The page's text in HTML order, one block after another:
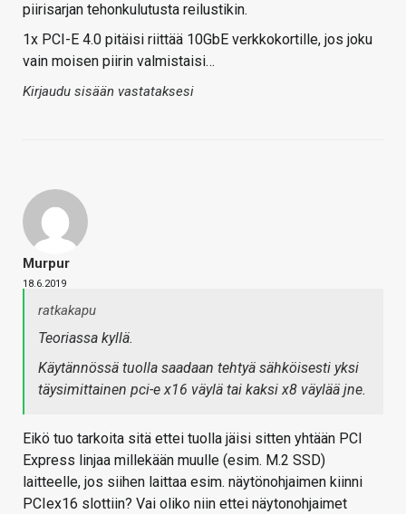
piirisarjan tehonkulutusta reilustikin.
1x PCI-E 4.0 pitäisi riittää 10GbE verkkokortille, jos joku
vain moisen piirin valmistaisi…
Kirjaudu sisään vastataksesi
Murpur
18.6.2019
ratkakapu
Teoriassa kyllä.
Käytännössä tuolla saadaan tehtyä sähköisesti yksi
täysimittainen pci-e x16 väylä tai kaksi x8 väylää jne.
Eikö tuo tarkoita sitä ettei tuolla jäisi sitten yhtään PCI
Express linjaa millekään muulle (esim. M.2 SSD)
laitteelle, jos siihen laittaa esim. näytönohjaimen kiinni
PCIex16 slottiin? Vai oliko niin ettei näytonohjaimet